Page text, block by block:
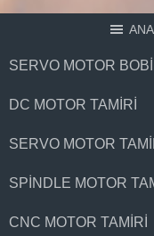
SERVO MOTOR
DC MOTOR TAMIRI
SERVO MOTOR
SPINDLE MOTOR
CNC MOTOR TAMIRI